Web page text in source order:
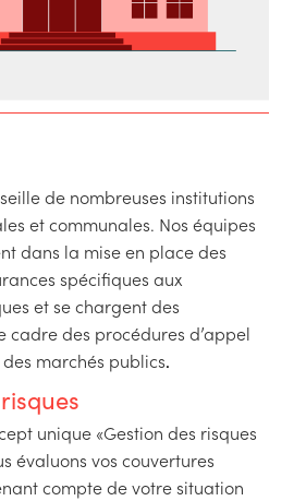
de nombreuses institutions
et communales. Nos équipes
dans la mise en place des
spécifiques aux
et se chargent des
cadre des procédures d’appel
marchés publics.
unique «Gestion des risques
évaluons vos couvertures
compte de votre situation